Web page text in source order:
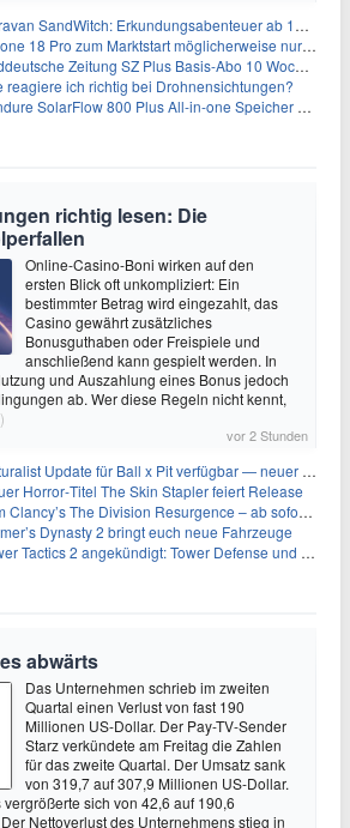
SandWitch: Erkundungsabenteuer ab 13.08. gratis im Epic Games Store
18 Pro zum Marktstart möglicherweise nur begrenzt verfügbar
Zeitung SZ Plus Basis-Abo 10 Wochen für 10€
reagiere ich richtig bei Drohnensichtungen?
800 Plus All-in-one Speicher + Zusatzspeicher AB2000L für 618,96€ – 3,84kWh fürs Balkonkraftwerk
richtig lesen: Die
Online-Casino-Boni wirken auf den
ersten Blick oft unkompliziert: Ein
bestimmter Betrag wird eingezahlt, das
Casino gewährt zusätzliches
Bonusguthaben oder Freispiele und
anschließend kann gespielt werden. In
und Auszahlung eines Bonus jedoch
ab. Wer diese Regeln nicht kennt,
vor 2 Stunden
Update für Ball x Pit verfügbar — neuer Content auf allen Plattformen
Horror‑Titel The Skin Stapler feiert Release
The Division Resurgence – ab sofort für euch verfügbar
Dynasty 2 bringt euch neue Fahrzeuge
Tactics 2 angekündigt: Tower Defense und Deckbuilding Kombo kehrt zurück
abwärts
Das Unternehmen schrieb im zweiten
Quartal einen Verlust von fast 190
Millionen US-Dollar. Der Pay-TV-Sender
Starz verkündete am Freitag die Zahlen
für das zweite Quartal. Der Umsatz sank
von 319,7 auf 307,9 Millionen US-Dollar.
sich von 42,6 auf 190,6
Nettoverlust des Unternehmens stieg in